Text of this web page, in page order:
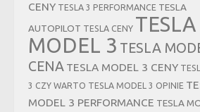
CENY TESLA 3 PERFORMANCE TESLA
AUTOPILOT TESLA CENY TESLA
MODEL 3 TESLA
CENA TESLA MODEL 3 CENY
3 CZY WARTO TESLA MODEL 3 OPINIE
MODEL 3 PERFORMANCE TESLA